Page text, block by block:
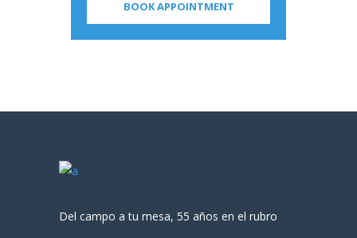
Del campo a tu mesa, 55 años en el rubro